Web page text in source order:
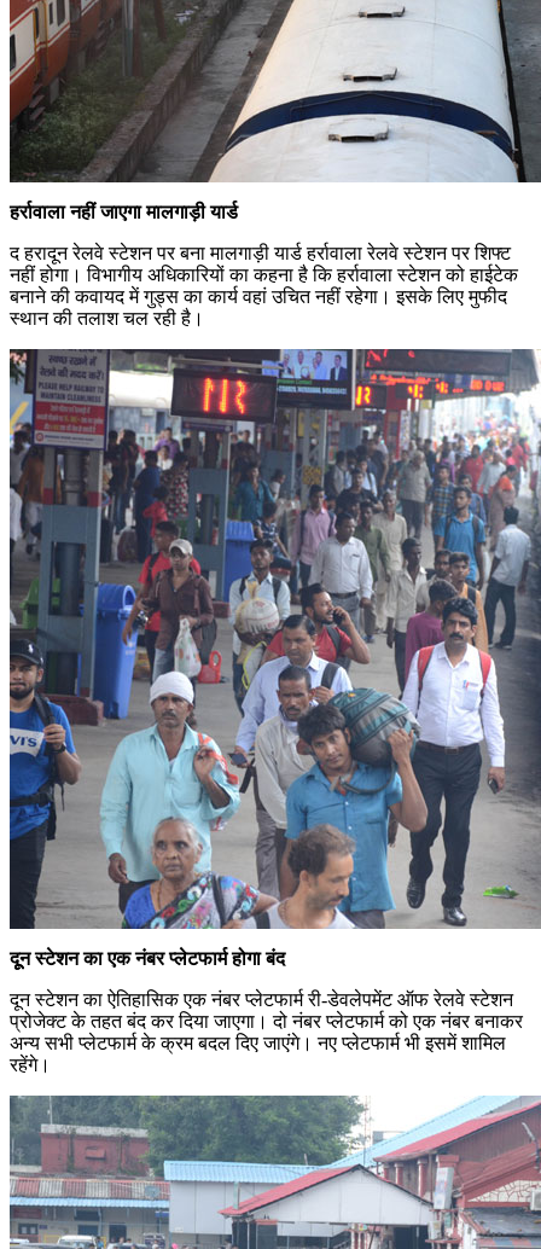
हर्रावाला नहीं जाएगा मालगाड़ी यार्ड
द हरादून रेलवे स्टेशन पर बना मालगाड़ी यार्ड हर्रावाला रेलवे स्टेशन पर शिफ्ट
नहीं होगा। विभागीय अधिकारियों का कहना है कि हर्रावाला स्टेशन को हाईटेक
बनाने की कवायद में गुड्स का कार्य वहां उचित नहीं रहेगा। इसके लिए मुफीद
स्थान की तलाश चल रही है।
दूून स्टेशन का एक नंबर प्लेटफार्म होगा बंद
दून स्टेशन का ऐतिहासिक एक नंबर प्लेटफार्म री-डेवलेपमेंट ऑफ रेलवे स्टेशन
प्रोजेक्ट के तहत बंद कर दिया जाएगा। दो नंबर प्लेटफार्म को एक नंबर बनाकर
अन्य सभी प्लेटफार्म के क्रम बदल दिए जाएंगे। नए प्लेटफार्म भी इसमें शामिल
रहेंगे।